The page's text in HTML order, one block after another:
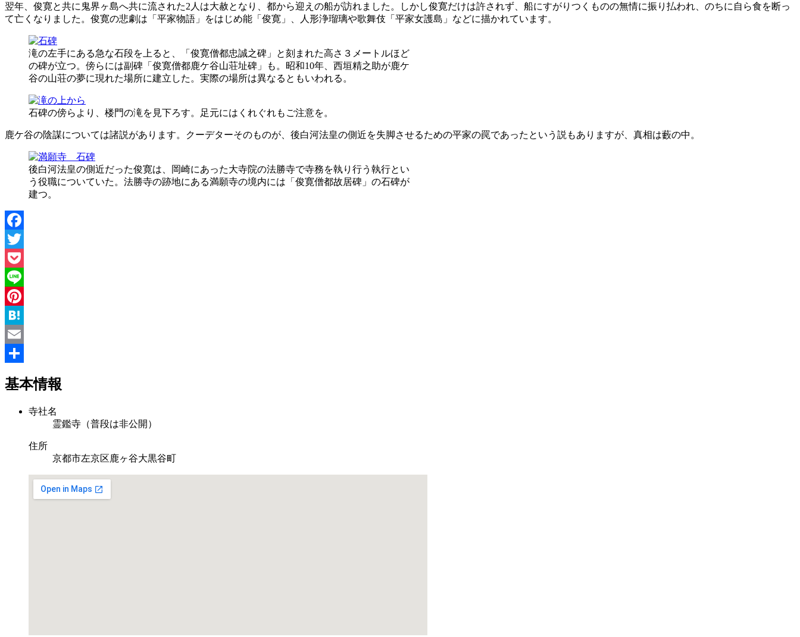
翌年、俊寛と共に鬼界ヶ島へ共に流された2人は大赦となり、都から迎えの船が訪れました。しかし俊寛だけは許されず、船にすがりつくものの無情に振り払われ、のちに自ら食を断っ
て亡くなりました。俊寛の悲劇は「平家物語」をはじめ能「俊寛」、人形浄瑠璃や歌舞伎「平家女護島」などに描かれています。
滝の左手にある急な石段を上ると、「俊寛僧都忠誠之碑」と刻まれた高さ３メートルほど
の碑が立つ。傍らには副碑「俊寛僧都鹿ケ谷山荘址碑」も。昭和10年、西垣精之助が鹿ケ
谷の山荘の夢に現れた場所に建立した。実際の場所は異なるともいわれる。
石碑の傍らより、楼門の滝を見下ろす。足元にはくれぐれもご注意を。
鹿ケ谷の陰謀については諸説があります。クーデターそのものが、後白河法皇の側近を失脚させるための平家の罠であったという説もありますが、真相は藪の中。
後白河法皇の側近だった俊寛は、岡崎にあった大寺院の法勝寺で寺務を執り行う執行とい
う役職についていた。法勝寺の跡地にある満願寺の境内には「俊寛僧都故居碑」の石碑が
建つ。
Facebook
Twitter
Pocket
Line
Pinterest
Hatena
Email
有
基本情報
寺社名
霊鑑寺（普段は非公開）
住所
京都市左京区鹿ヶ谷大黒谷町